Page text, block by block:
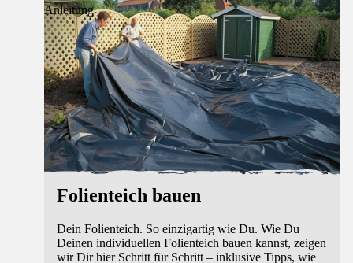
Anleitung
Folienteich bauen
Dein Folienteich. So einzigartig wie Du. Wie Du
Deinen individuellen Folienteich bauen kannst, zeigen
wir Dir hier Schritt für Schritt – inklusive Tipps, wie